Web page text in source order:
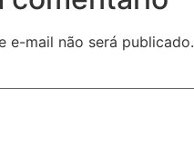
e-mail não será publicado.